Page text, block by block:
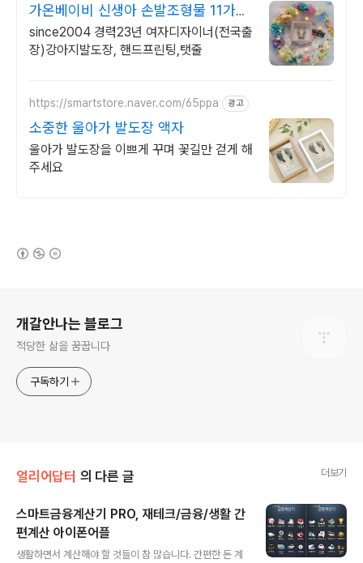
가온베이비 신생아 손발조형물 11가지
색상 국내 첫출시!
since2004 경력23년 여자디자이너(전국출
장)강아지발도장, 핸드프린팅,탯줄
https://smartstore.naver.com/65ppa 광고
소중한 울아가 발도장 액자
울아가 발도장을 이쁘게 꾸며 꽃길만 걷게 해
주세요
개갈안나는 블로그
적당한 삶을 꿈꿉니다
구독하기
얼리어답터 의 다른 글 더보기
스마트금융계산기 PRO, 재테크/금융/생활 간
편계산 아이폰어플
생활하면서 계산해야 할 것들이 참 많습니다. 간편한 돈 계